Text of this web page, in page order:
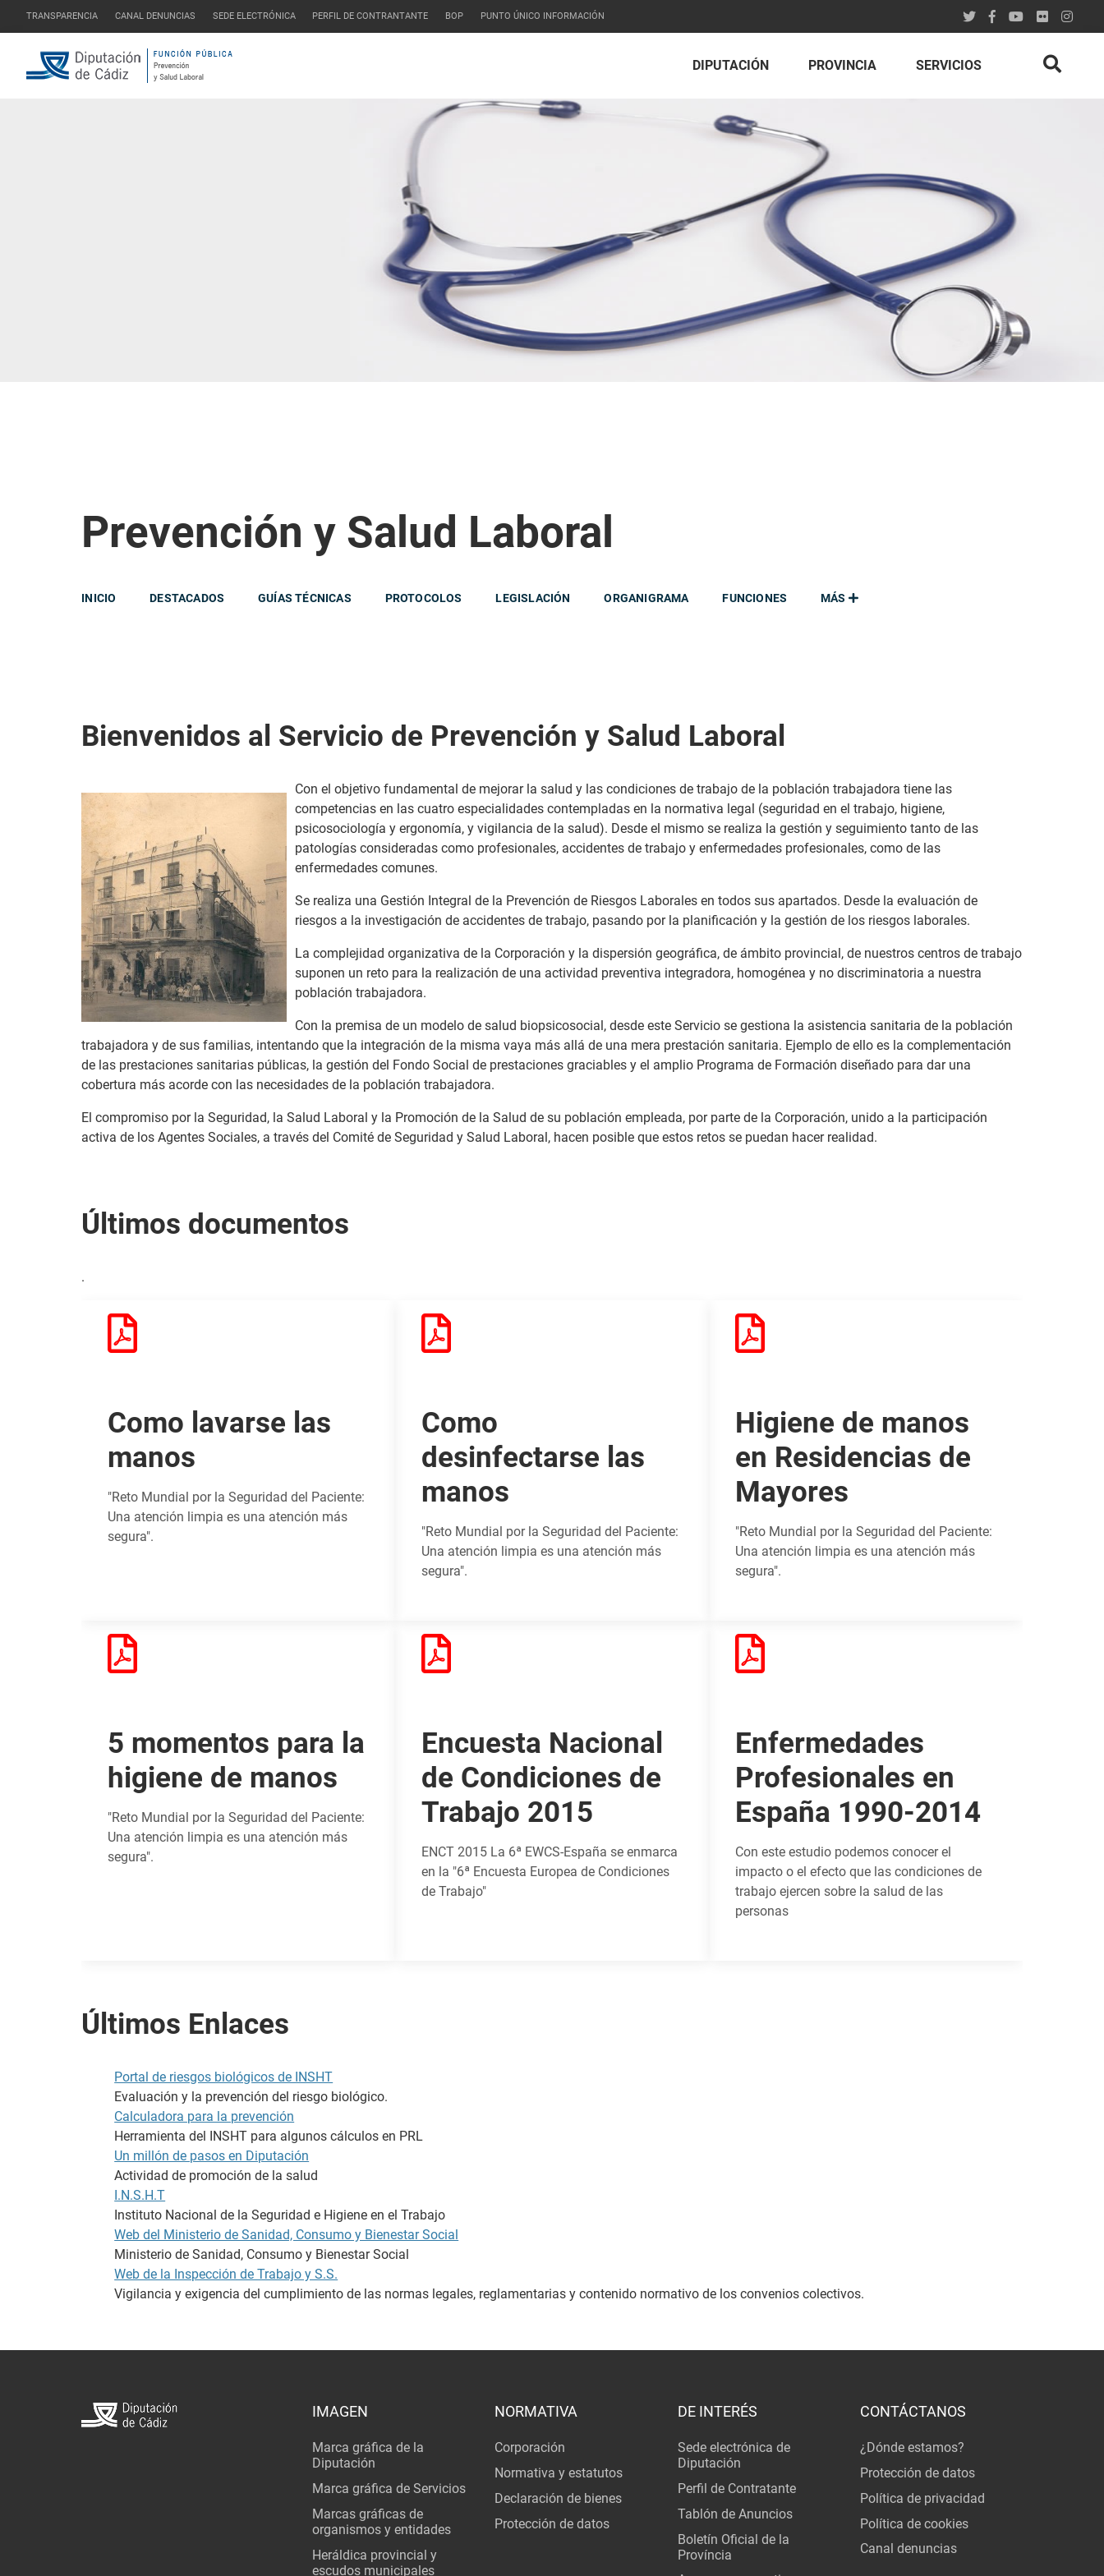
TRANSPARENCIA CANAL DENUNCIAS SEDE ELECTRÓNICA PERFIL DE CONTRANTANTE BOP PUNTO ÚNICO INFORMACIÓN
DIPUTACIÓN PROVINCIA SERVICIOS
Prevención y Salud Laboral
MÁS
INICIO DESTACADOS GUÍAS TÉCNICAS PROTOCOLOS LEGISLACIÓN ORGANIGRAMA FUNCIONES
Bienvenidos al Servicio de Prevención y Salud Laboral
Con el objetivo fundamental de mejorar la salud y las condiciones de trabajo de la población trabajadora tiene las
competencias en las cuatro especialidades contempladas en la normativa legal (seguridad en el trabajo, higiene,
psicosociología y ergonomía, y vigilancia de la salud). Desde el mismo se realiza la gestión y seguimiento tanto de las
patologías consideradas como profesionales, accidentes de trabajo y enfermedades profesionales, como de las
enfermedades comunes.
Se realiza una Gestión Integral de la Prevención de Riesgos Laborales en todos sus apartados. Desde la evaluación de
riesgos a la investigación de accidentes de trabajo, pasando por la planificación y la gestión de los riesgos laborales.
La complejidad organizativa de la Corporación y la dispersión geográfica, de ámbito provincial, de nuestros centros de trabajo
suponen un reto para la realización de una actividad preventiva integradora, homogénea y no discriminatoria a nuestra
población trabajadora.
Con la premisa de un modelo de salud biopsicosocial, desde este Servicio se gestiona la asistencia sanitaria de la población
trabajadora y de sus familias, intentando que la integración de la misma vaya más allá de una mera prestación sanitaria. Ejemplo de ello es la complementación
de las prestaciones sanitarias públicas, la gestión del Fondo Social de prestaciones graciables y el amplio Programa de Formación diseñado para dar una
cobertura más acorde con las necesidades de la población trabajadora.
El compromiso por la Seguridad, la Salud Laboral y la Promoción de la Salud de su población empleada, por parte de la Corporación, unido a la participación
activa de los Agentes Sociales, a través del Comité de Seguridad y Salud Laboral, hacen posible que estos retos se puedan hacer realidad.
Últimos documentos
.
Como lavarse las
manos
"Reto Mundial por la Seguridad del Paciente:
Una atención limpia es una atención más
segura".
Como
desinfectarse las
manos
"Reto Mundial por la Seguridad del Paciente:
Una atención limpia es una atención más
segura".
Higiene de manos
en Residencias de
Mayores
"Reto Mundial por la Seguridad del Paciente:
Una atención limpia es una atención más
segura".
5 momentos para la
higiene de manos
"Reto Mundial por la Seguridad del Paciente:
Una atención limpia es una atención más
segura".
Encuesta Nacional
de Condiciones de
Trabajo 2015
ENCT 2015 La 6ª EWCS-España se enmarca
en la "6ª Encuesta Europea de Condiciones
de Trabajo"
Enfermedades
Profesionales en
España 1990-2014
Con este estudio podemos conocer el
impacto o el efecto que las condiciones de
trabajo ejercen sobre la salud de las
personas
Últimos Enlaces
Portal de riesgos biológicos de INSHT
Evaluación y la prevención del riesgo biológico.
Calculadora para la prevención
Herramienta del INSHT para algunos cálculos en PRL
Un millón de pasos en Diputación
Actividad de promoción de la salud
I.N.S.H.T
Instituto Nacional de la Seguridad e Higiene en el Trabajo
Web del Ministerio de Sanidad, Consumo y Bienestar Social
Ministerio de Sanidad, Consumo y Bienestar Social
Web de la Inspección de Trabajo y S.S.
Vigilancia y exigencia del cumplimiento de las normas legales, reglamentarias y contenido normativo de los convenios colectivos.
IMAGEN
Marca gráfica de la
Diputación
Marca gráfica de Servicios
Marcas gráficas de
organismos y entidades
Heráldica provincial y
escudos municipales
NORMATIVA
Corporación
Normativa y estatutos
Declaración de bienes
Protección de datos
DE INTERÉS
Sede electrónica de
Diputación
Perfil de Contratante
Tablón de Anuncios
Boletín Oficial de la
Província
CONTÁCTANOS
¿Dónde estamos?
Protección de datos
Política de privacidad
Política de cookies
Canal denuncias